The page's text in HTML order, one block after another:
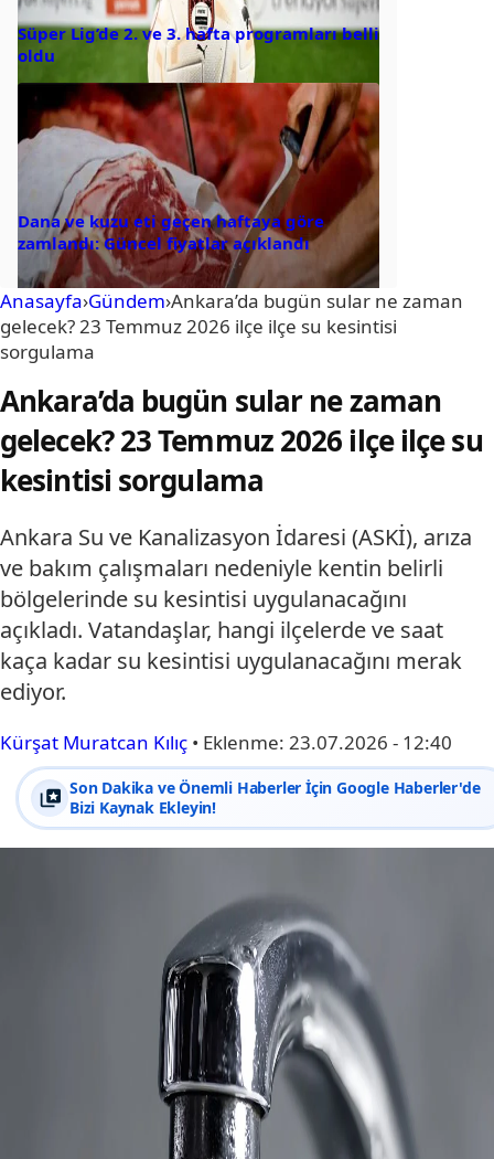
Süper Lig’de 2. ve 3. hafta programları belli
oldu
Dana ve kuzu eti geçen haftaya göre
zamlandı: Güncel fiyatlar açıklandı
Anasayfa›Gündem›Ankara’da bugün sular ne zaman
gelecek? 23 Temmuz 2026 ilçe ilçe su kesintisi
sorgulama
Ankara’da bugün sular ne zaman
gelecek? 23 Temmuz 2026 ilçe ilçe su
kesintisi sorgulama
Ankara Su ve Kanalizasyon İdaresi (ASKİ), arıza
ve bakım çalışmaları nedeniyle kentin belirli
bölgelerinde su kesintisi uygulanacağını
açıkladı. Vatandaşlar, hangi ilçelerde ve saat
kaça kadar su kesintisi uygulanacağını merak
ediyor.
Kürşat Muratcan Kılıç • Eklenme: 23.07.2026 - 12:40
Son Dakika ve Önemli Haberler İçin Google Haberler'de
Bizi Kaynak Ekleyin!